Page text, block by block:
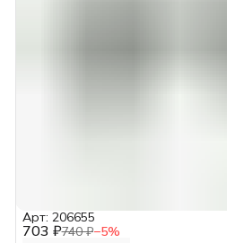
703 ₽740 ₽−5%
Арт: 206655